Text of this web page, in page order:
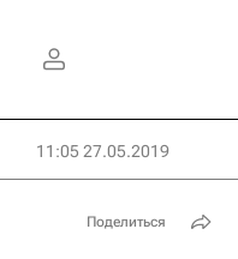
11:05 27.05.2019
Поделиться